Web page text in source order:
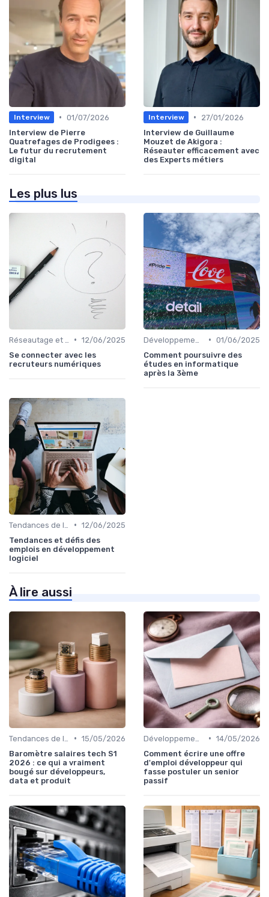
Interview • 01/07/2026
Interview de Pierre
Quatrefages de Prodigees :
Le futur du recrutement
digital
Interview •
27/01/2026
Interview de Guillaume
Mouzet de Akigora :
Réseauter efficacement avec
des Experts métiers
Les plus lus
• 12/06/2025
Se connecter avec les
recruteurs numériques
• 01/06/2025
Comment poursuivre des
études en informatique
après la 3ème
• 12/06/2025
Tendances et défis des
emplois en développement
logiciel
À lire aussi
• 15/05/2026
Baromètre salaires tech S1
2026 : ce qui a vraiment
bougé sur développeurs,
data et produit
• 14/05/2026
Comment écrire une offre
d'emploi développeur qui
fasse postuler un senior
passif